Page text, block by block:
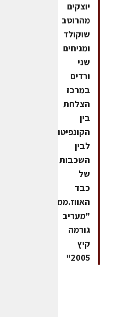
יוצקים
מהרוטב
שוקולד
ומניחים
שני
ורדים
במרכז
הצלחת
בין
הקונפיטורה
לבין
השכבות
של
כבד
האווז.ממתכוני
"מעריב
גורמה
קיץ
2005"